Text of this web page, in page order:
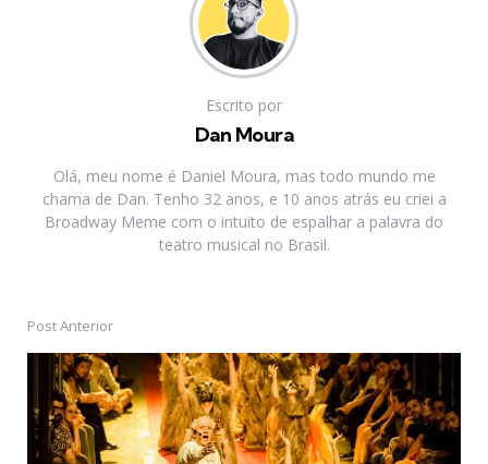
Escrito por
Dan Moura
Olá, meu nome é Daniel Moura, mas todo mundo me
chama de Dan. Tenho 32 anos, e 10 anos atrás eu criei a
Broadway Meme com o intuito de espalhar a palavra do
teatro musical no Brasil.
Post
navigation
Post Anterior